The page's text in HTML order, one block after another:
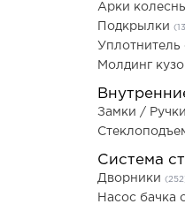
Арки
Подкрылки
Уплотнитель
Молдинг
Замки / Ручки
Система
Дворники
Насос бачка